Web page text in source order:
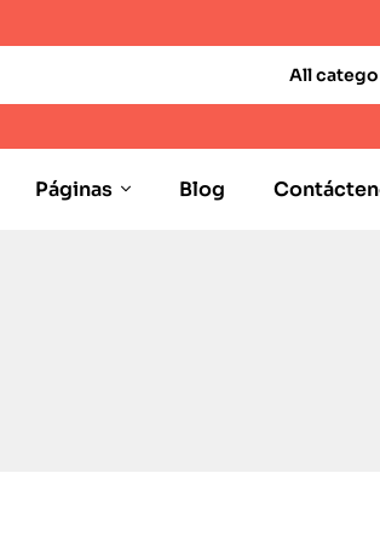
All
Páginas Blog